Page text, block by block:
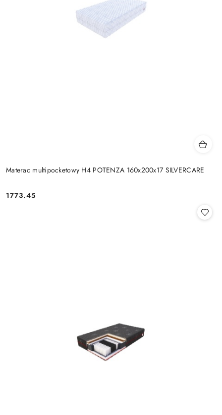
Materac multipocketowy H4 POTENZA 160x200x17 SILVERCARE
Cena:
1773.45